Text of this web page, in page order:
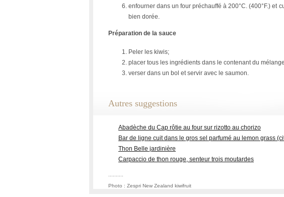
enfourner dans un four préchauffé à 200°C. (400°F.) et
bien dorée.
Préparation de la sauce
Peler les kiwis;
placer tous les ingrédients dans le contenant du
verser dans un bol et servir avec le saumon.
Autres suggestions
Abadèche du Cap rôtie au four sur rizotto au chorizo
Bar de ligne cuit dans le gros sel parfumé au lemon grass
Thon Belle jardinière
Carpaccio de thon rouge, senteur trois moutardes
Photo : Zespri New Zealand kiwifruit